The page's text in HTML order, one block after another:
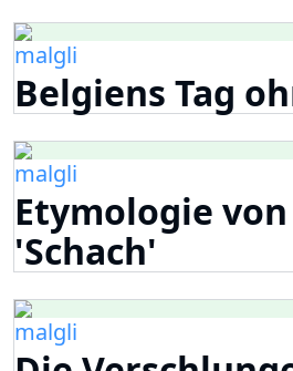
malgli
Belgiens Tag
malgli
Etymologie
'Schach'
malgli